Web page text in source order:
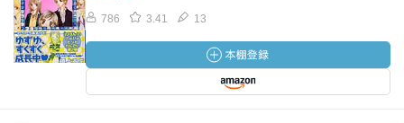
786 3.41 13